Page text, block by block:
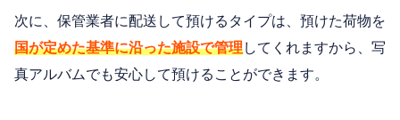
次に、保管業者に配送して預けるタイプは、預けた荷物を
国が定めた基準に沿った施設で管理してくれますから、写
真アルバムでも安心して預けることができます。